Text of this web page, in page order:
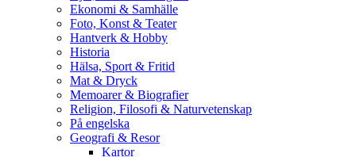
Ekonomi & Samhälle
Foto, Konst & Teater
Hantverk & Hobby
Historia
Hälsa, Sport & Fritid
Mat & Dryck
Memoarer & Biografier
Religion, Filosofi & Naturvetenskap
På engelska
Geografi & Resor
Kartor